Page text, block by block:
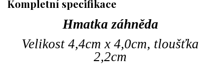
Kompletní specifikace
Hmatka záhněda
Velikost 4,4cm x 4,0cm, tloušťka
2,2cm